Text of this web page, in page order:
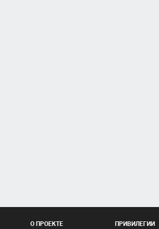
О ПРОЕКТЕ ПРИВИЛЕГИИ